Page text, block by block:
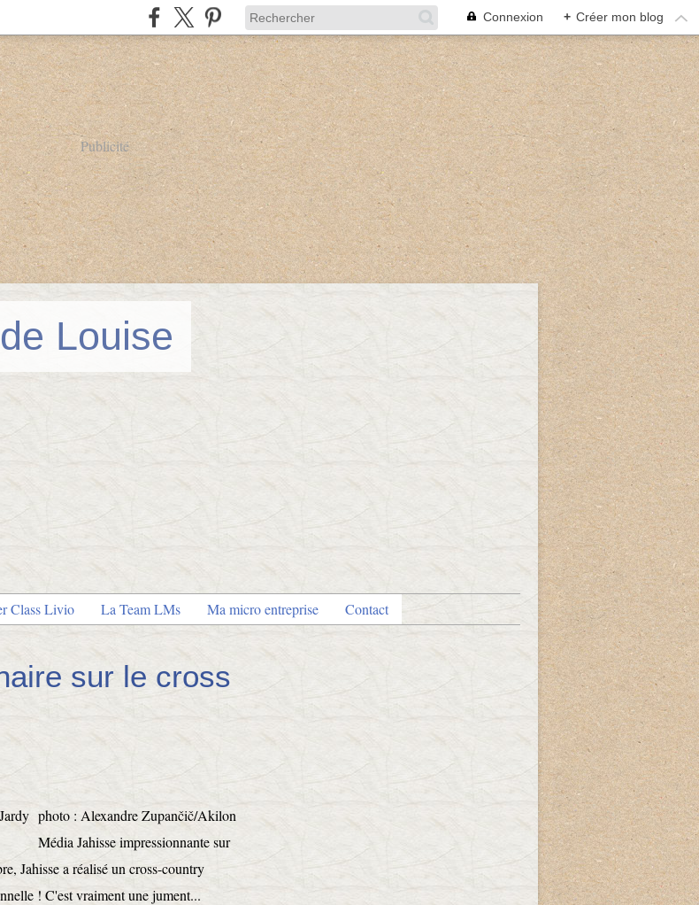
Connexion + Créer mon blog
Publicité
Louise
Class Livio La Team LMs Ma micro entreprise Contact
sur le cross
photo : Alexandre Zupančič/Akilon
Média Jahisse impressionnante sur
Jahisse a réalisé un cross-country
! C'est vraiment une jument...